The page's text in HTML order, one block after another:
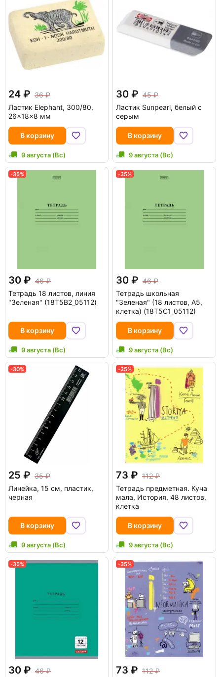
24
36
Ластик Elephant, 300/80,
26x18x8 мм
В корзину
9 августа (Вс)
30
45
Ластик Sunpearl, белый с
серым
В корзину
9 августа (Вс)
-35%
30
46
Тетрадь 18 листов, линия
"Зеленая" (18Т5B2_05112)
В корзину
9 августа (Вс)
-35%
30
46
Тетрадь школьная
"Зеленая" (18 листов, А5,
клетка) (18Т5С1_05112)
В корзину
9 августа (Вс)
-30%
25
35
Линейка, 15 см, пластик,
черная
В корзину
9 августа (Вс)
-35%
73
112
Тетрадь предметная. Куча
мала, История, 48 листов,
клетка
В корзину
9 августа (Вс)
-35%
30
46
-35%
73
112